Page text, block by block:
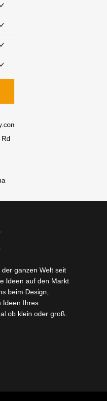
ganzen Welt seit
Ideen auf den Markt
beim Design,
Ideen Ihres
ob klein oder groß.